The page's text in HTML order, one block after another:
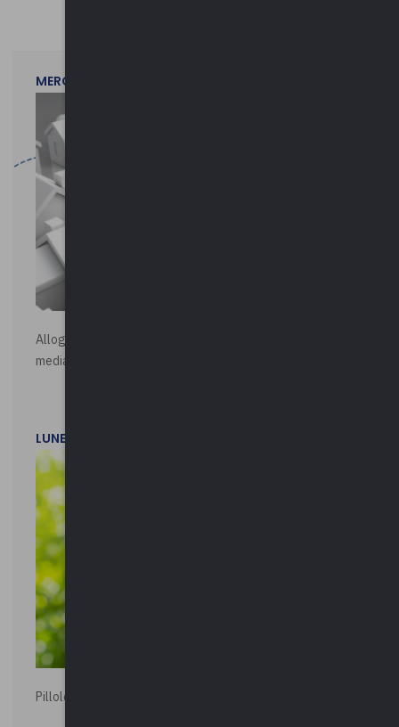
MERCOLEDì 29 LUGLIO 2026
Alloggi di Edilizia Residenziale Pubblica - Vendita all'asta
mediante procedura asincrona telematica
LUNEDì 20 LUGLIO 2026
Pillole ambientali | 2026